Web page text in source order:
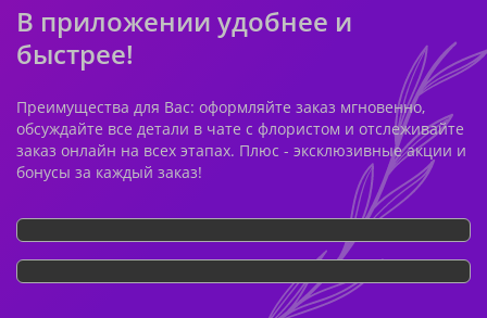
В приложении удобнее и
быстрее!
Преимущества для Вас: оформляйте заказ мгновенно,
обсуждайте все детали в чате с флористом и отслеживайте
заказ онлайн на всех этапах. Плюс - эксклюзивные акции и
бонусы за каждый заказ!